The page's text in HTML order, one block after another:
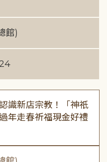
館)
識新店宗教！「神祇
年走春祈福現金好禮